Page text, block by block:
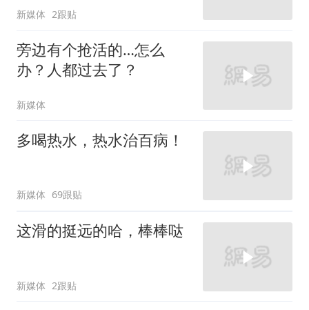
新媒体 2跟贴
旁边有个抢活的…怎么
办？人都过去了？
新媒体
多喝热水，热水治百病！
新媒体 69跟贴
这滑的挺远的哈，棒棒哒
新媒体 2跟贴